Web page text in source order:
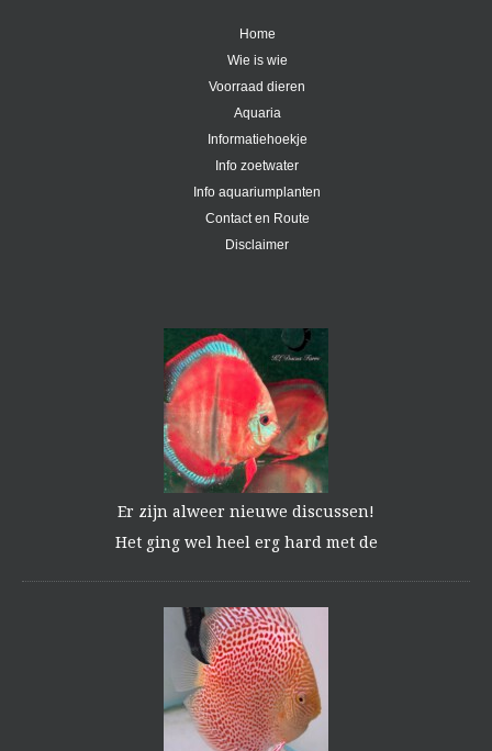
Home
Wie is wie
Voorraad dieren
Aquaria
Informatiehoekje
Info zoetwater
Info aquariumplanten
Contact en Route
Disclaimer
Er zijn alweer nieuwe discussen!
Het ging wel heel erg hard met de